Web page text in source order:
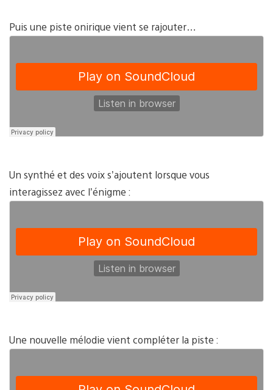
Puis une piste onirique vient se rajouter…
Un synthé et des voix s’ajoutent lorsque vous
interagissez avec l’énigme :
Une nouvelle mélodie vient compléter la piste :